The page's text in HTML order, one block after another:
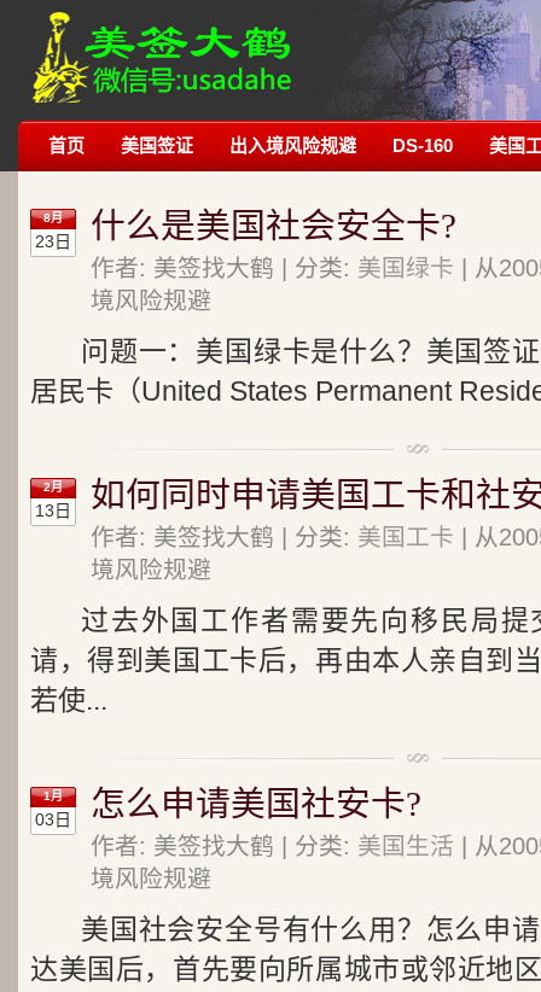
首页 美国签证 出入境风险规避 DS-160 美国
8月
23日 什么是美国社会安全卡?
作者: 美签找大鹤 | 分类: 美国绿卡 | 从
境风险规避
问题一：美国绿卡是什么？美国签
居民卡（United States Permanent
2月
13日 如何同时申请美国工卡和社
作者: 美签找大鹤 | 分类: 美国工卡 | 从
境风险规避
过去外国工作者需要先向移民局提
请，得到美国工卡后，再由本人亲自到
若使...
1月
03日 怎么申请美国社安卡?
作者: 美签找大鹤 | 分类: 美国生活 | 从
境风险规避
美国社会安全号有什么用？怎么申
达美国后，首先要向所属城市或邻近地